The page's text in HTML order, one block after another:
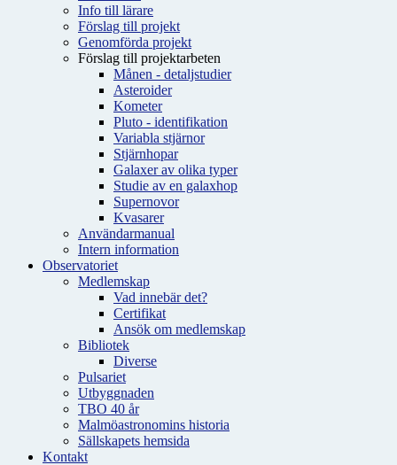
Info till lärare
Förslag till projekt
Genomförda projekt
Förslag till projektarbeten
Månen - detaljstudier
Asteroider
Kometer
Pluto - identifikation
Variabla stjärnor
Stjärnhopar
Galaxer av olika typer
Studie av en galaxhop
Supernovor
Kvasarer
Användarmanual
Intern information
Observatoriet
Medlemskap
Vad innebär det?
Certifikat
Ansök om medlemskap
Bibliotek
Diverse
Pulsariet
Utbyggnaden
TBO 40 år
Malmöastronomins historia
Sällskapets hemsida
Kontakt